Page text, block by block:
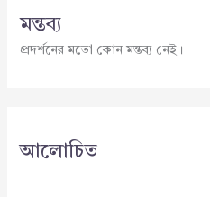
মন্তব্য
প্রদর্শনের মতো কোন মন্তব্য নেই।
আলোচিত